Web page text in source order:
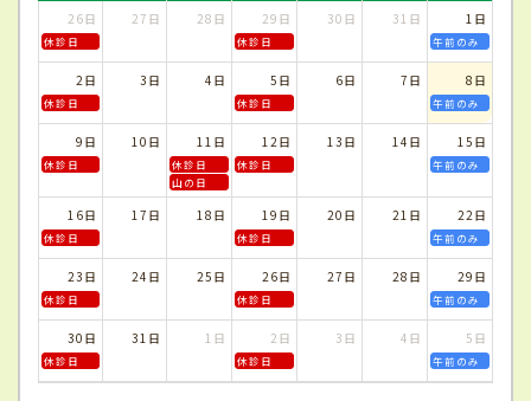
26日
休診日
27日 28日 29日
休診日
30日 31日 1日
午前のみ
2日
休診日
3日 4日 5日
休診日
6日 7日 8日
午前のみ
9日
休診日
10日 11日
休診日
山の日
12日
休診日
13日 14日 15日
午前のみ
16日
休診日
17日 18日 19日
休診日
20日 21日 22日
午前のみ
23日
休診日
24日 25日 26日
休診日
27日 28日 29日
午前のみ
30日
休診日
31日 1日 2日
休診日
3日 4日 5日
午前のみ